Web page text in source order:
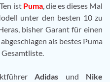
ist Puma, die es dieses Mal
unter den besten 10 zu
bisher Garant für einen
als bestes Puma
Adidas und Nike